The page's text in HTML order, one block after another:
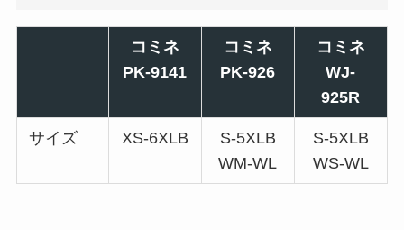
コミネ
PK-9141
コミネ
PK-926
コミネ
WJ-
925R
サイズ XS-6XLB
S-5XLB
WM-WL
S-5XLB
WS-WL